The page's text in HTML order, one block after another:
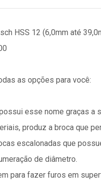
HSS 12 (6,0mm até
as opções para você:
esse nome graças a
produz a broca que
escalonadas que
de diâmetro.
para fazer furos em